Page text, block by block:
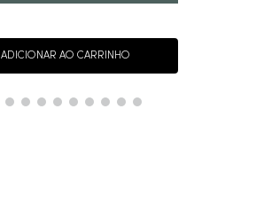
ADICIONAR AO CARRINHO